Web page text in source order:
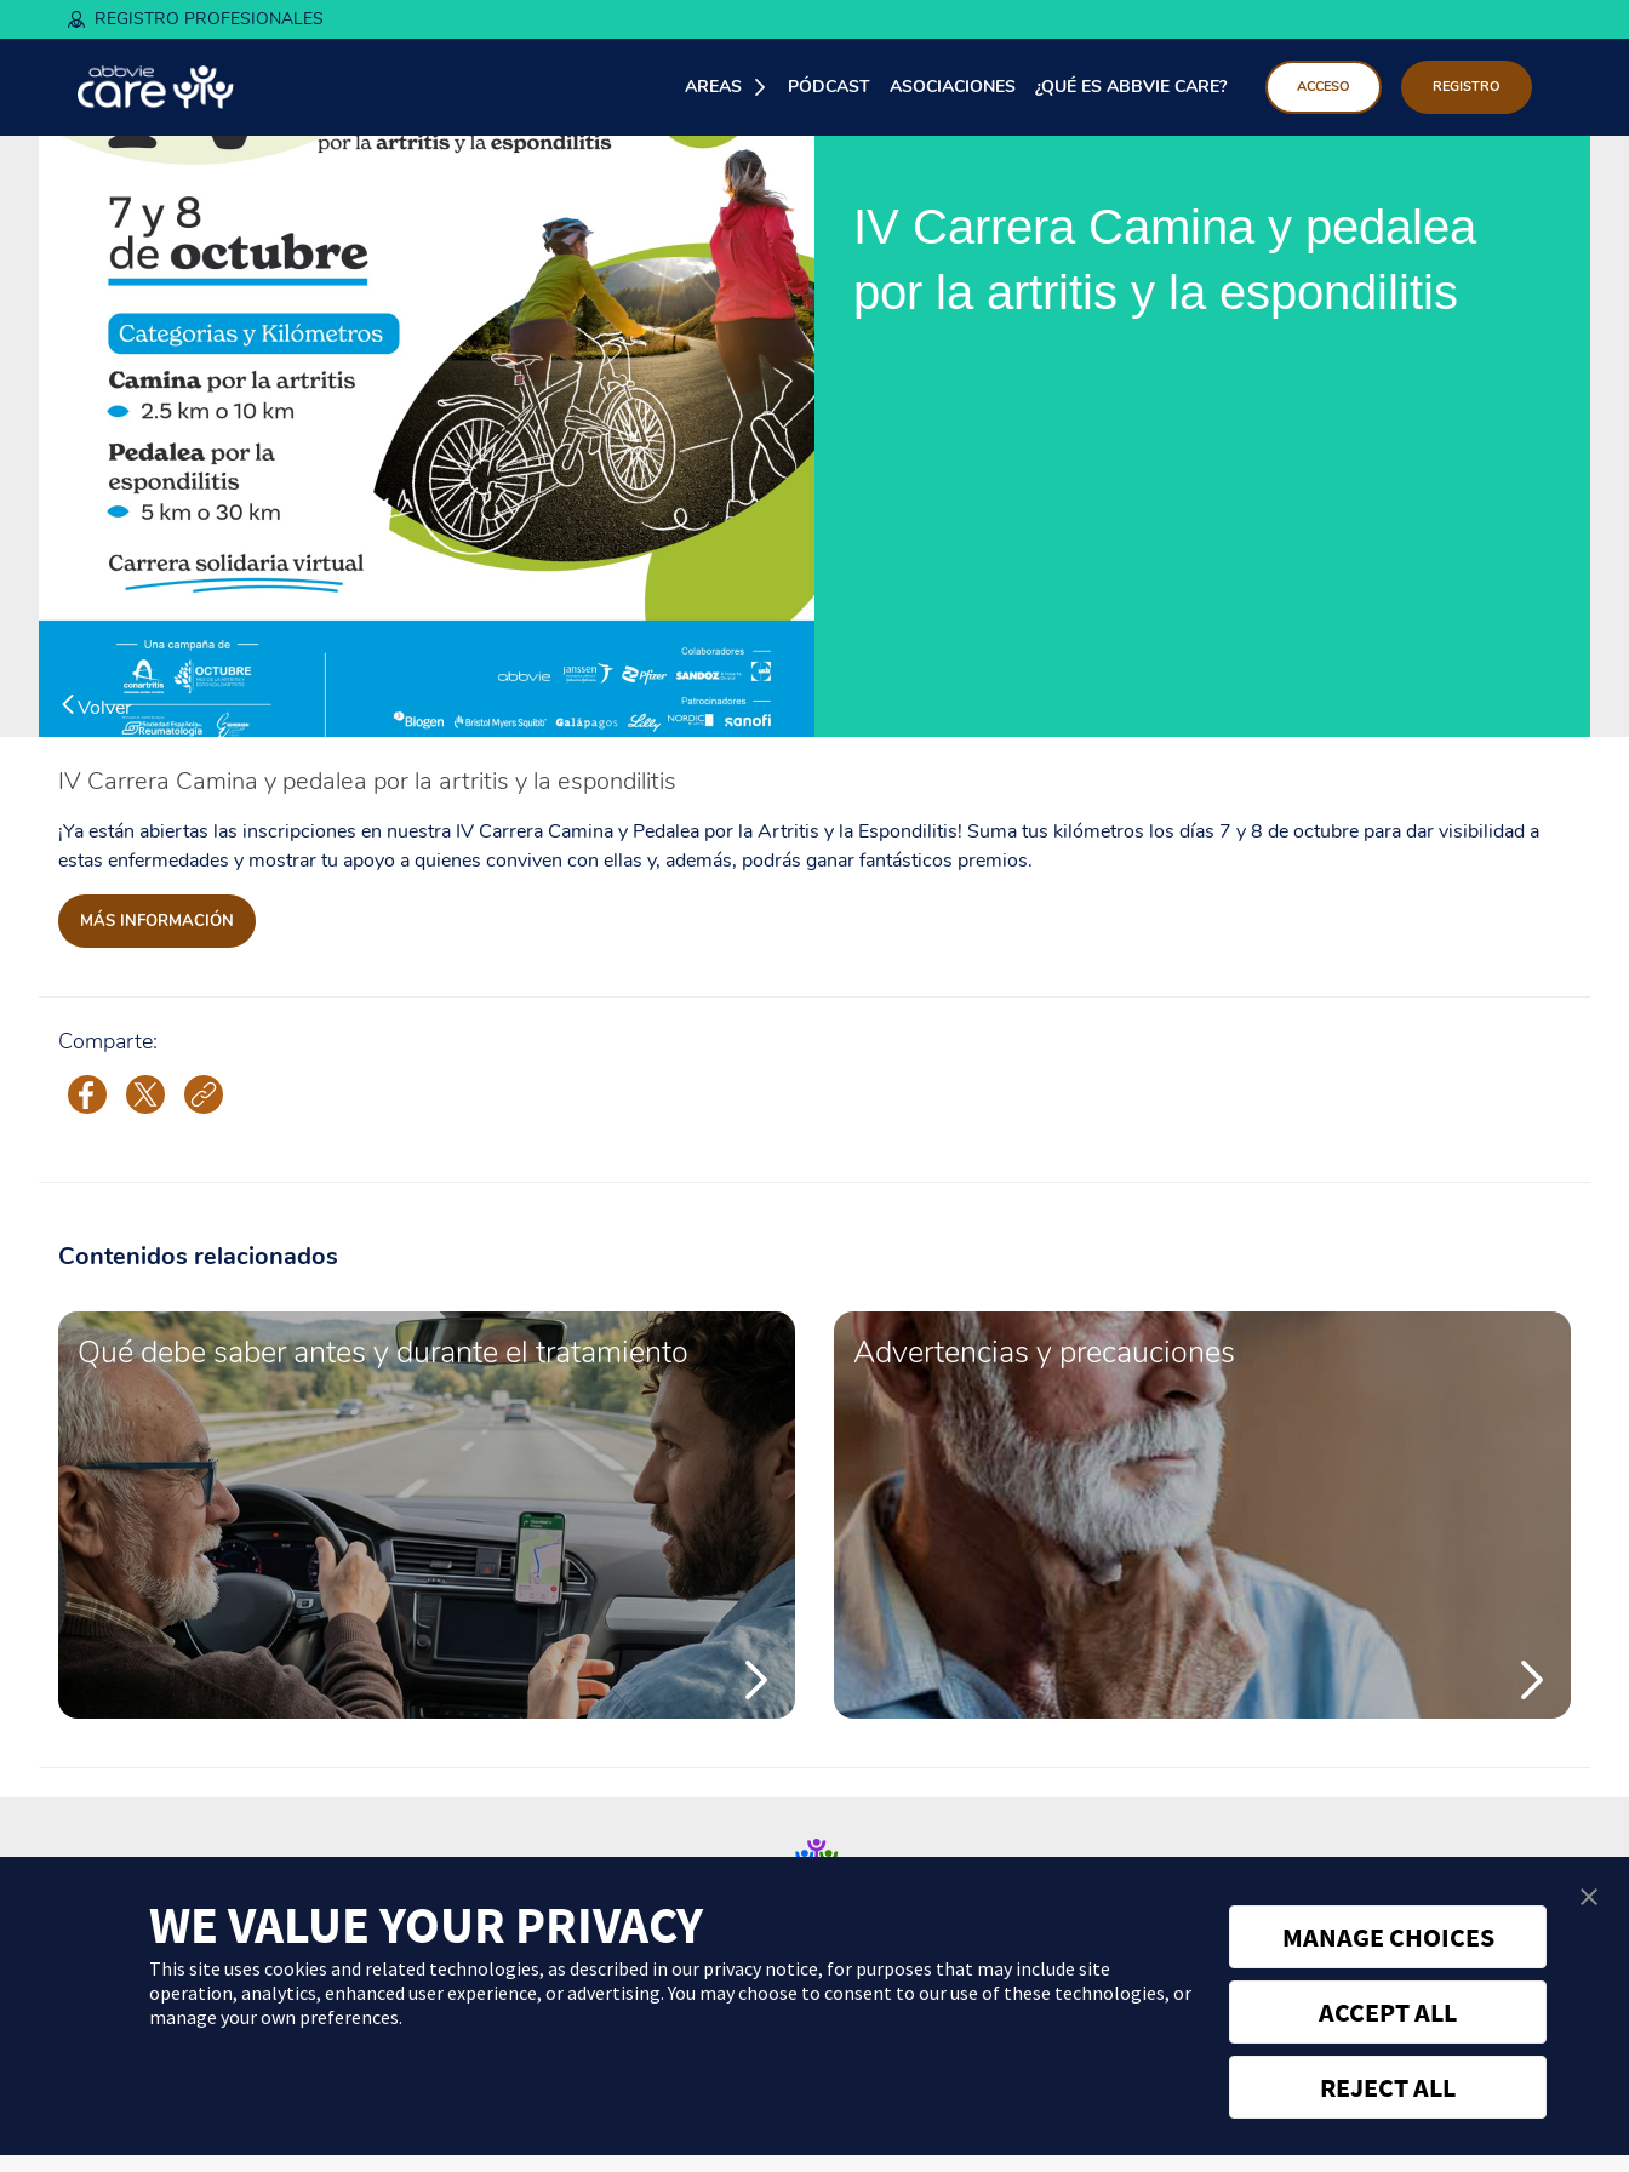
REGISTRO PROFESIONALES
AREAS PÓDCAST ASOCIACIONES ¿QUÉ ES ABBVIE CARE? ACCESO REGISTRO
Volver
IV Carrera Camina y pedalea
por la artritis y la espondilitis
IV Carrera Camina y pedalea por la artritis y la espondilitis
¡Ya están abiertas las inscripciones en nuestra IV Carrera Camina y Pedalea por la Artritis y la Espondilitis! Suma tus kilómetros los días 7 y 8 de octubre para dar visibilidad a
estas enfermedades y mostrar tu apoyo a quienes conviven con ellas y, además, podrás ganar fantásticos premios.
MÁS INFORMACIÓN
Comparte:
Contenidos relacionados
Qué debe saber antes y durante el tratamiento Advertencias y precauciones
El contenido que se proporciona en este sitio Web es información general de carácter orientativo con fines formativos y en ningún caso debe sustituir la consulta ni las recomendaciones de tu médico. Consulta
con tu profesional sanitario si tienes dudas acerca de tu salud.
WE VALUE YOUR PRIVACY
This site uses cookies and related technologies, as described in our privacy notice, for purposes that may include site
operation, analytics, enhanced user experience, or advertising. You may choose to consent to our use of these technologies, or
manage your own preferences.
MANAGE CHOICES
ACCEPT ALL
REJECT ALL